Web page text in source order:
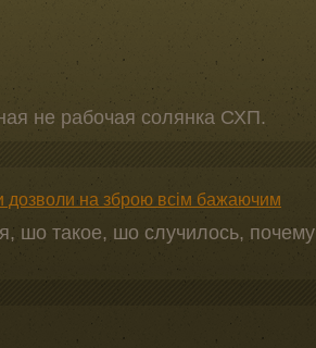
не рабочая солянка СХП.
дозволи на зброю всім бажаючим
шо такое, шо случилось, почему